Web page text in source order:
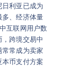
利亚已成为
多、经济体量
互联网用户数
跨境交易中
常成为卖家
币支付方案